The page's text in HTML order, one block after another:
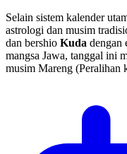
Selain sistem kalender
astrologi dan musim
dan bershio Kuda dengan
mangsa Jawa, tanggal ini
musim Mareng (Peralihan